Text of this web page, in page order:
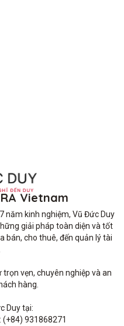
Vietnam
năm kinh nghiệm, Vũ Đức Duy
giải pháp toàn diện và tốt
bán, cho thuê, đến quản lý tài
vẹn, chuyên nghiệp và an
hàng.
Duy tại:
931868271